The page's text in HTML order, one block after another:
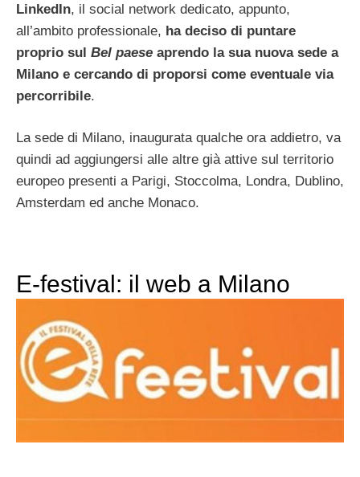
LinkedIn, il social network dedicato, appunto,
all’ambito professionale, ha deciso di puntare
proprio sul Bel paese aprendo la sua nuova sede a
Milano e cercando di proporsi come eventuale via
percorribile.
La sede di Milano, inaugurata qualche ora addietro, va
quindi ad aggiungersi alle altre già attive sul territorio
europeo presenti a Parigi, Stoccolma, Londra, Dublino,
Amsterdam ed anche Monaco.
E-festival: il web a Milano